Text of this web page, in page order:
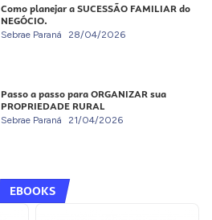
Como planejar a SUCESSÃO FAMILIAR do
NEGÓCIO.
Sebrae Paraná 28/04/2026
Passo a passo para ORGANIZAR sua
PROPRIEDADE RURAL
Sebrae Paraná 21/04/2026
EBOOKS